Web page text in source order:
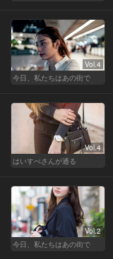
Vol.4
今日、私たちはあの街で
Vol.4
はいすぺさんが通る
Vol.2
今日、私たちはあの街で